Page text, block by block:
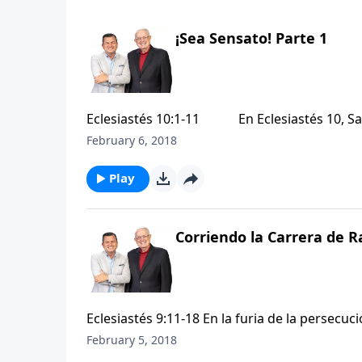
¡Sea Sensato! Parte 1
Eclesiastés 10:1-11 En Eclesiastés 10,
del sol” y busquen la sabiduría en vez de la
sola exhortación: ¡Sea sensato!
February 6, 2018
Play
Corriendo la Carrera de
Eclesiastés 9:11-18 En la furia de la persecución, Eclesiastés 9:11-18 nos invita a salirnos del carril y dar un
paso atrás para echar una mirada honesta
February 5, 2018